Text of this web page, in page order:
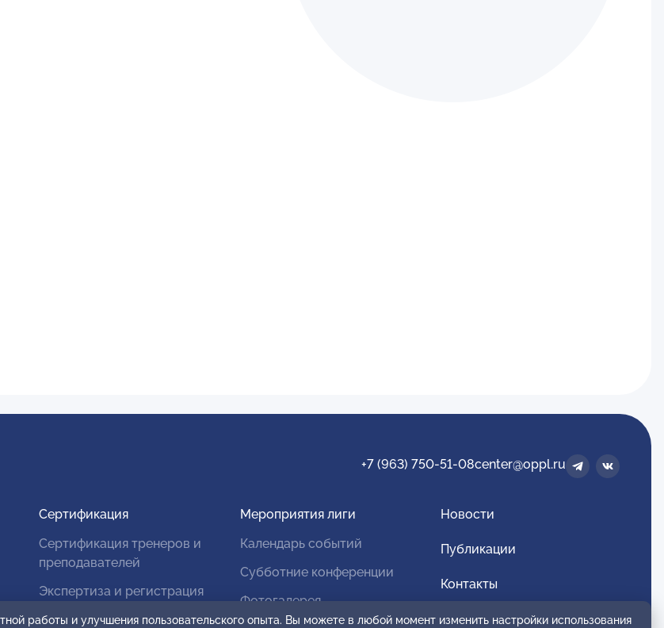
+7 (963) 750-51-08center@oppl.ru
Сертификация
Сертификация тренеров и
преподавателей
Экспертиза и регистрация
Мероприятия лиги
Календарь событий
Субботние конференции
Фотогалерея
Новости
Публикации
Контакты
Для спонсоров и партнеров
работы и улучшения пользовательского опыта. Вы можете в любой момент изменить настройки использования